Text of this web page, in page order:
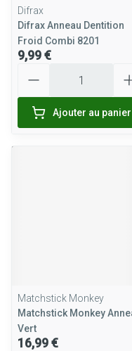
Difrax
Difrax Anneau Dentition
Froid Combi 8201
9,99 €
Ajouter au panier
Matchstick Monkey
Matchstick Monkey
Vert
16,99 €